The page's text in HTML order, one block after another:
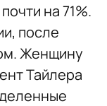
на 71%.
после
Женщину
Тайлера